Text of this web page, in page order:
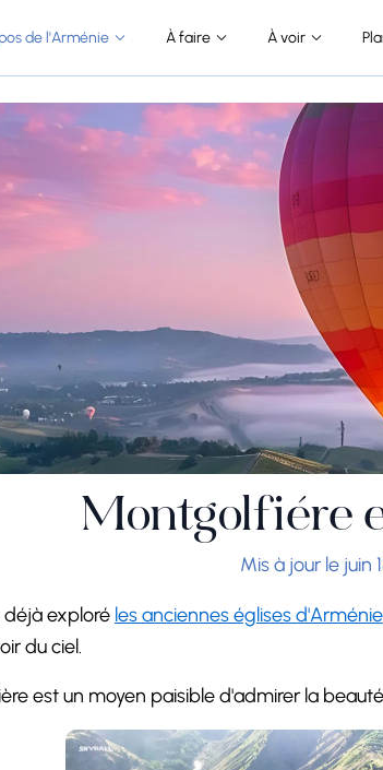
de l'Arménie À faire À voir
Montgolfière
Mis à jour le juin
déjà exploré les anciennes églises d'Arménie
du ciel.
est un moyen paisible d'admirer la